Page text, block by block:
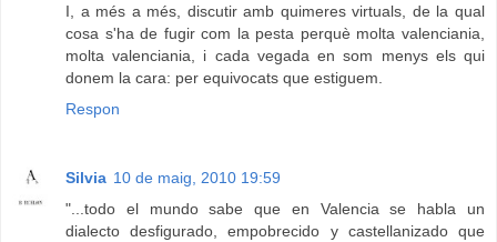
I, a més a més, discutir amb quimeres virtuals, de la qual
cosa s'ha de fugir com la pesta perquè molta valenciania,
molta valenciania, i cada vegada en som menys els qui
donem la cara: per equivocats que estiguem.
Respon
Silvia 10 de maig, 2010 19:59
"...todo el mundo sabe que en Valencia se habla un
dialecto desfigurado, empobrecido y castellanizado que